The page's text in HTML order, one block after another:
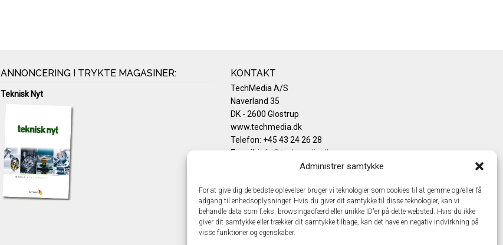
Administrer samtykke
For at give dig de bedste oplevelser bruger vi teknologier som cookies til at gemme og/eller få
adgang til enhedsoplysninger. Hvis du giver dit samtykke til disse teknologier, kan vi
behandle data som f.eks. browsingadfærd eller unikke ID'er på dette websted. Hvis du ikke
giver dit samtykke eller trækker dit samtykke tilbage, kan det have en negativ indvirkning på
visse funktioner og egenskaber.
ANNONCERING I TRYKTE MAGASINER:
Teknisk Nyt
KONTAKT
TechMedia A/S
Naverland 35
DK - 2600 Glostrup
www.techmedia.dk
Telefon: +45 43 24 26 28
E-mail: info@techmedia.dk